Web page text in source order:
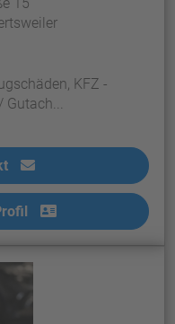
15
KFZ -
Gutach...